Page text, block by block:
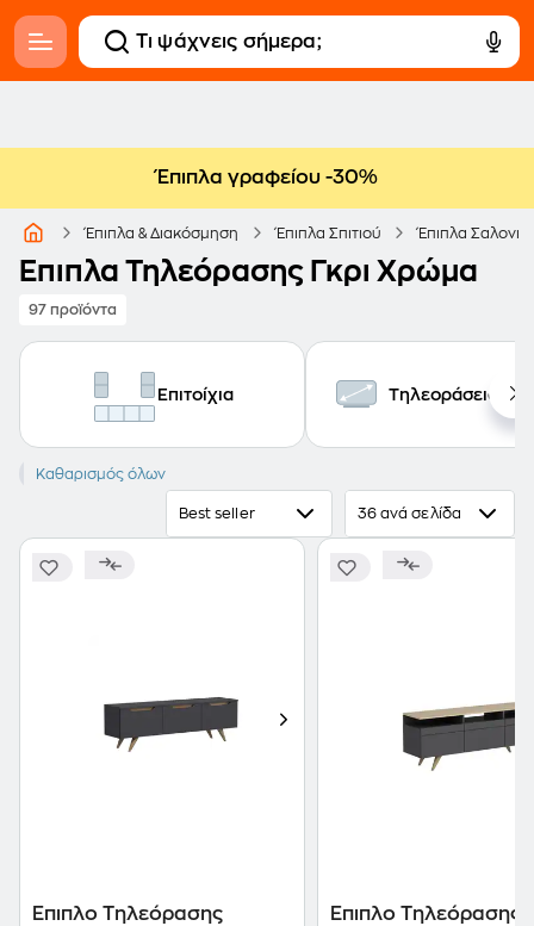
Έπιπλα γραφείου -30%
Έπιπλα & Διακόσμηση Έπιπλα Σπιτιού Έπιπλα
Έπιπλα Τηλεόρασης Γκρι Χρώμα
97 προϊόντα
Επιτοίχια Τηλεοράσεις 30"
Γκρι
Καθαρισμός όλων
Best seller 36 ανά σελίδα
Έπιπλο Τηλεόρασης
Έπιπλο Τηλεόρασης